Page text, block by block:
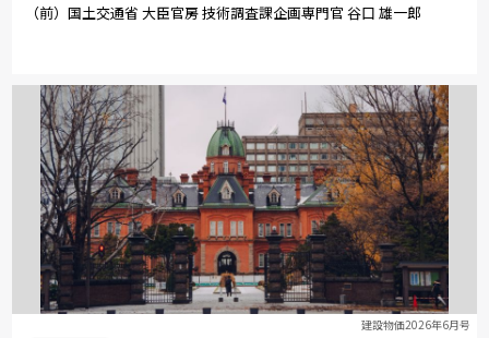
（前）国土交通省 大臣官房 技術調査課企画専門官 谷口 雄一郎
建設物価2026年6月号